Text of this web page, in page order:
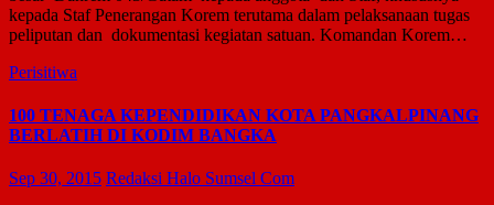
kepada Staf Penerangan Korem terutama dalam pelaksanaan tugas
peliputan dan dokumentasi kegiatan satuan. Komandan Korem…
Perisitiwa
100 TENAGA KEPENDIDIKAN KOTA PANGKALPINANG
BERLATIH DI KODIM BANGKA
Sep 30, 2015 Redaksi Halo Sumsel Com